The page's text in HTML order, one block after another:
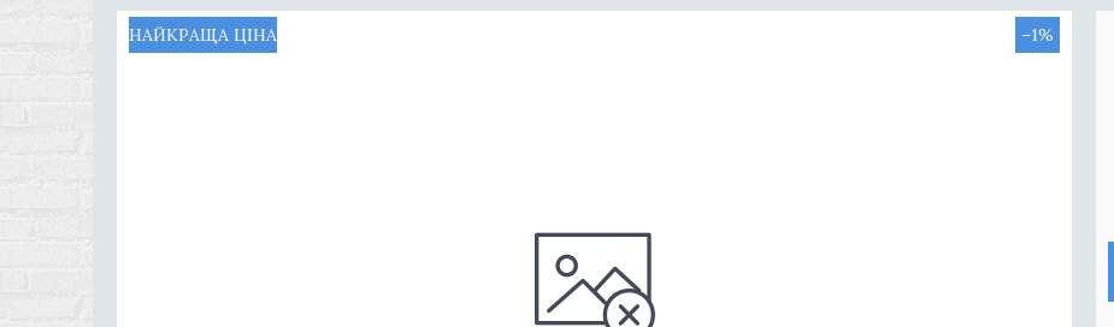
НАЙКРАЩА ЦІНА –1%